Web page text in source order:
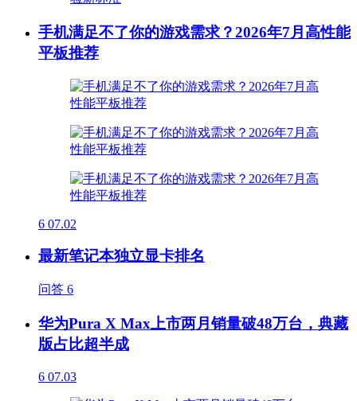
手机满足不了你的游戏需求？2026年7月高性能
平板推荐
6 07.02
最新笔记本独立显卡排名
问答 6
华为Pura X Max上市两月销量破48万台，典藏
版占比超半成
6 07.03